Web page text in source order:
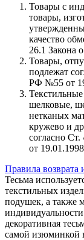
Товары с
товары,
качество
26.1 Закона
Товары,
подлежат
РФ №55 от
шелковые,
нетканых
кружево и
согласно
от
Правила возврата
Тесьма
текстильных
подушек, а также
декоративная
самой изюминкой